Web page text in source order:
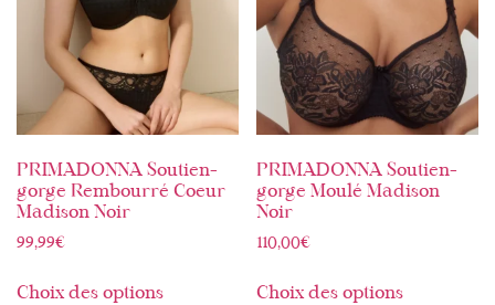
PRIMADONNA Soutien-
gorge Rembourré Coeur
Madison Noir
99,99€
Choix des options
PRIMADONNA Soutien-
gorge Moulé Madison
Noir
110,00€
Choix des options